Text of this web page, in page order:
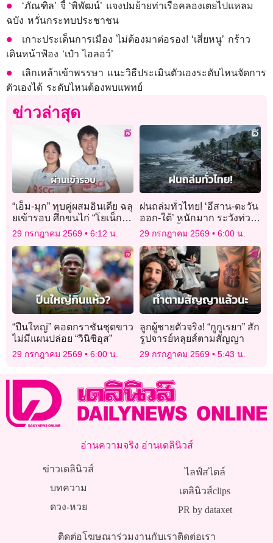
‘ภัณฑิล’ จี้ ‘พิพัฒน์’ แจงปมย้ายท่าเรือคลองเตยไปแหลม
ฉบัง หวั่นกระทบประชาชน
เกาะประเด็นการเมือง ไม่ต้องมาต่อรอง! ‘เสี่ยหนู’ กร้าว
เดินหน้าฟ้อง ‘เป๋า ไอลอว์’
เลิกเหล้าเข้าพรรษา แนะวิธีประเมินตัวเองระดับไหนจัดการ
ตัวเองได้ ระดับไหนต้องพบแพทย์
ข่าวล่าสุด
“เอ็ม-มุก” ทุบคู่ผสมอินเดีย ฉลุ
ยเข้ารอบ ศึกขนไก่ “โยเน็กซ์
ไทเป โอเพ่น 2026”
29 กรกฎาคม 2569 6:12 น.
ฝนถล่มทั่วไทย! ‘อีสาน-ตะวัน
ออก-ใต้’ หนักมาก ระวังท่วม
ฉับพลัน น้ำป่าหลาก
29 กรกฎาคม 2569 6:00 น.
“ปืนใหญ่” คอตกราชันชุดขาว
ไม่มีแผนปล่อย “วินิซิอุส”
29 กรกฎาคม 2569 6:00 น.
ลูกผู้ชายตัวจริง! “กูกูเรยา” สัก
รูปจารย์หลุยส์ตามสัญญา
29 กรกฎาคม 2569 5:43 น.
อ่านความจริง อ่านเดลินิวส์
ข่าวเดลินิวส์
บทความ
ดวง-หวย
ไลฟ์สไตล์
เดลินิวส์clips
PR by dataxet
ติดต่อโฆษณาร่วมงานกับเราติดต่อเรา